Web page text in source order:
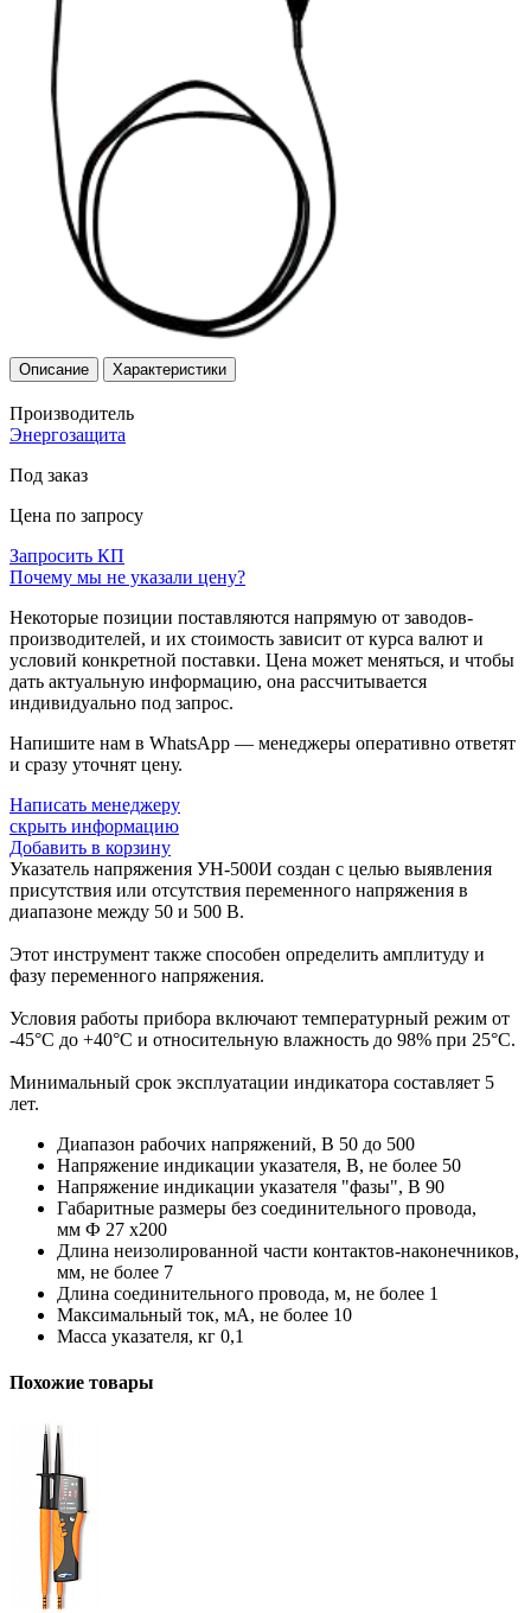
Описание Характеристики
Производитель
Энергозащита
Под заказ
Цена по запросу
Запросить КП
Почему мы не указали цену?
Некоторые позиции поставляются напрямую от заводов-
производителей, и их стоимость зависит от курса валют и
условий конкретной поставки. Цена может меняться, и чтобы
дать актуальную информацию, она рассчитывается
индивидуально под запрос.
Напишите нам в WhatsApp — менеджеры оперативно ответят
и сразу уточнят цену.
Написать менеджеру
скрыть информацию
Добавить в корзину
Указатель напряжения УН-500И создан с целью выявления
присутствия или отсутствия переменного напряжения в
диапазоне между 50 и 500 В.
Этот инструмент также способен определить амплитуду и
фазу переменного напряжения.
Условия работы прибора включают температурный режим от
-45°С до +40°С и относительную влажность до 98% при 25°С.
Минимальный срок эксплуатации индикатора составляет 5
лет.
Диапазон рабочих напряжений, В 50 до 500
Напряжение индикации указателя, В, не более 50
Напряжение индикации указателя "фазы", В 90
Габаритные размеры без соединительного провода,
мм Ф 27 х200
Длина неизолированной части контактов-наконечников,
мм, не более 7
Длина соединительного провода, м, не более 1
Максимальный ток, мА, не более 10
Масса указателя, кг 0,1
Похожие товары